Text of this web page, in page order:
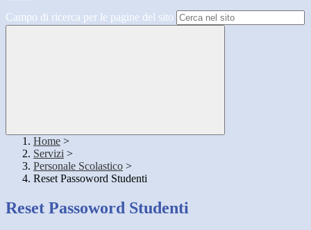
Campo di ricerca per le pagine del sito
Home >
Servizi >
Personale Scolastico >
Reset Passoword Studenti
Reset Passoword Studenti